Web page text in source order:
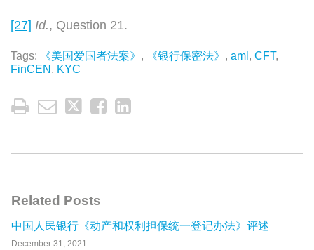
[27] Id., Question 21.
Tags: 《美国爱国者法案》 , 《银行保密法》 , aml , CFT,
FinCEN , KYC
Related Posts
中国人民银行《动产和权利担保统一登记办法》评述
December 31, 2021